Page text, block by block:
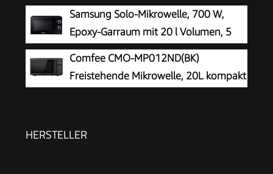
Drehteller für gleichmäßige
Wärmeverteilung, 17L, Schwarz / Edelstahl, MW
7886
Samsung Solo-Mikrowelle, 700 W,
Epoxy-Garraum mit 20 l Volumen, 5
Leistungsstufen, Defrost, Schwarz,
MS20A3010AL/EG
Comfee CMO-MP012ND(BK)
Freistehende Mikrowelle, 20L kompakt
Singles, Studentenwohnheim & kleine Küchen
HERSTELLER